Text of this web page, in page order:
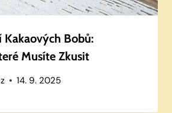
Kakaových Bobů:
Musíte Zkusit
14. 9. 2025